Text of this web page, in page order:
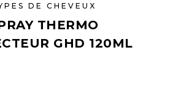
DE CHEVEUX
THERMO
GHD 120ML